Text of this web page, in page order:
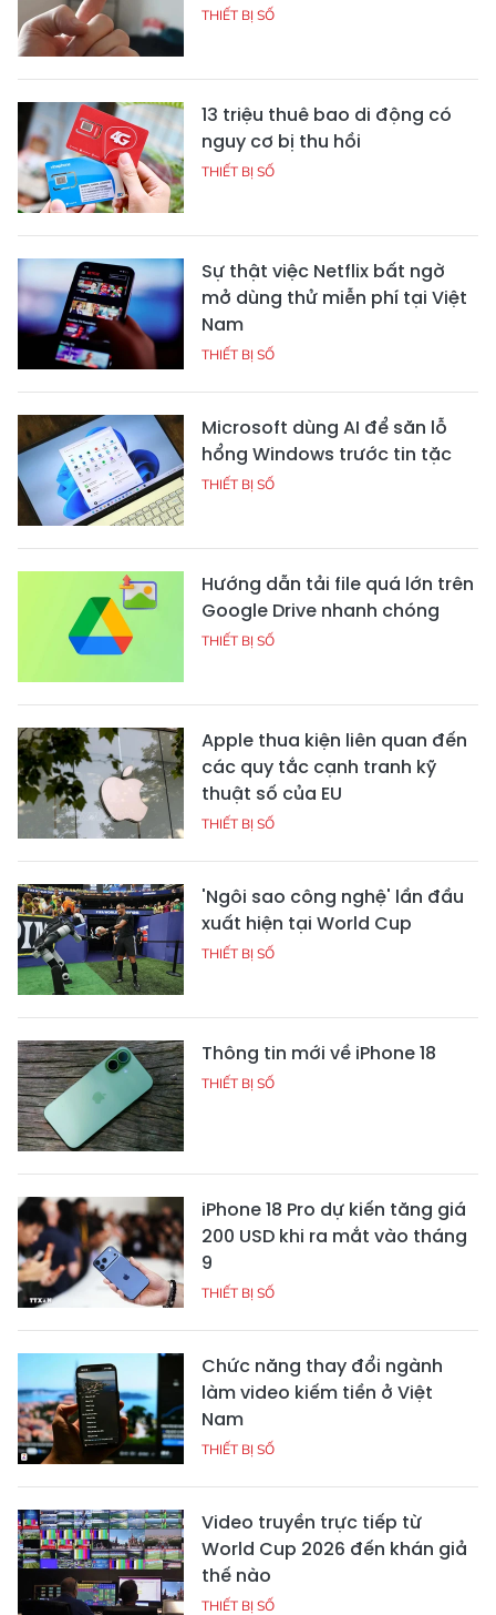
THIẾT BỊ SỐ
13 triệu thuê bao di động có
nguy cơ bị thu hồi
THIẾT BỊ SỐ
Sự thật việc Netflix bất ngờ
mở dùng thử miễn phí tại Việt
Nam
THIẾT BỊ SỐ
Microsoft dùng AI để săn lỗ
hổng Windows trước tin tặc
THIẾT BỊ SỐ
Hướng dẫn tải file quá lớn trên
Google Drive nhanh chóng
THIẾT BỊ SỐ
Apple thua kiện liên quan đến
các quy tắc cạnh tranh kỹ
thuật số của EU
THIẾT BỊ SỐ
'Ngôi sao công nghệ' lần đầu
xuất hiện tại World Cup
THIẾT BỊ SỐ
Thông tin mới về iPhone 18
THIẾT BỊ SỐ
iPhone 18 Pro dự kiến tăng giá
200 USD khi ra mắt vào tháng
9
THIẾT BỊ SỐ
Chức năng thay đổi ngành
làm video kiếm tiền ở Việt
Nam
THIẾT BỊ SỐ
Video truyền trực tiếp từ
World Cup 2026 đến khán giả
thế nào
THIẾT BỊ SỐ